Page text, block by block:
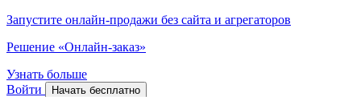
Запустите онлайн-продажи без сайта и агрегаторов
Решение «Онлайн-заказ»
Узнать больше
Войти
Начать бесплатно